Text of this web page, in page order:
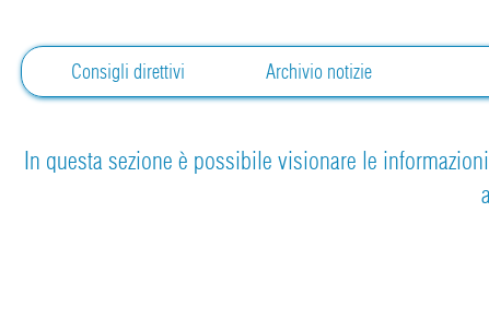
Consigli direttivi Archivio notizie
In questa sezione è possibile visionare le